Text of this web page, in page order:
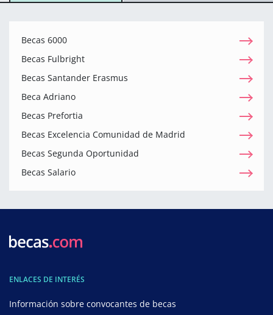
Becas 6000
Becas Fulbright
Becas Santander Erasmus
Beca Adriano
Becas Prefortia
Becas Excelencia Comunidad de Madrid
Becas Segunda Oportunidad
Becas Salario
ENLACES DE INTERÉS
Información sobre convocantes de becas